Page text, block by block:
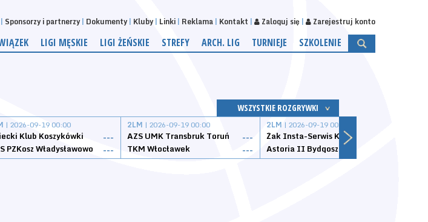
Sponsorzy i partnerzy Dokumenty Kluby Linki Reklama Kontakt Zaloguj się Zarejestruj konto
LIGI MĘSKIE LIGI ŻEŃSKIE STREFY ARCH. LIG TURNIEJE SZKOLENIE
WSZYSTKIE ROZGRYWKI
| 2026-09-19 00:00
Klub Koszykówki
---
PZKosz Władysławowo
---
2LM | 2026-09-19 00:00
AZS UMK Transbruk Toruń
---
TKM Włocławek
---
2LM | 2026-09-19 00:00
Żak Insta-Serwis Koszalin
Astoria II Bydgoszcz